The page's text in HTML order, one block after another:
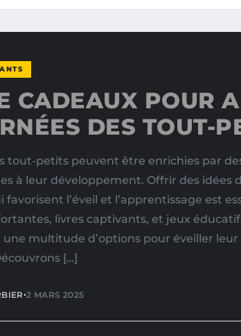
CADEAUX POUR
DES TOUT-
tout-petits peuvent être enrichies par
à leur développement. Offrir des idées
l’éveil et l’apprentissage est
livres captivants, et jeux
une multitude d’options pour éveiller
[…]
•2 MARS 2025